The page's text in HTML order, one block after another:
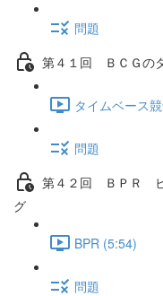
問題
第４１回 ＢＣＧの
タイムベース
問題
第４２回 ＢＰＲ ビ
グ
BPR (5:54)
問題